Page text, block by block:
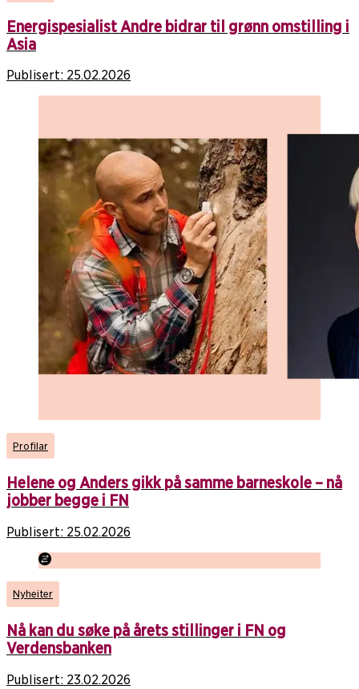
Energispesialist Andre bidrar til grønn omstilling i
Asia
Publisert: 25.02.2026
Profilar
Helene og Anders gikk på samme barneskole – nå
jobber begge i FN
Publisert: 25.02.2026
Nyheiter
Nå kan du søke på årets stillinger i FN og
Verdensbanken
Publisert: 23.02.2026